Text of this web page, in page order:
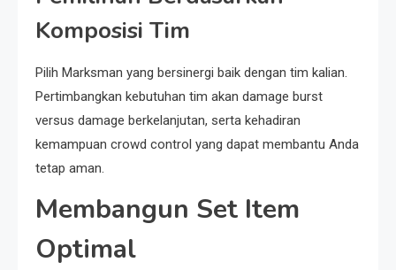
Komposisi Tim
Pilih Marksman yang bersinergi baik dengan tim kalian.
Pertimbangkan kebutuhan tim akan damage burst
versus damage berkelanjutan, serta kehadiran
kemampuan crowd control yang dapat membantu Anda
tetap aman.
Membangun Set Item
Optimal